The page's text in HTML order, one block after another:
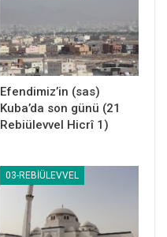
Efendimiz’in (sas)
Kuba’da son günü (21
Rebiülevvel Hicrî 1)
03-REBIÜLEVVEL